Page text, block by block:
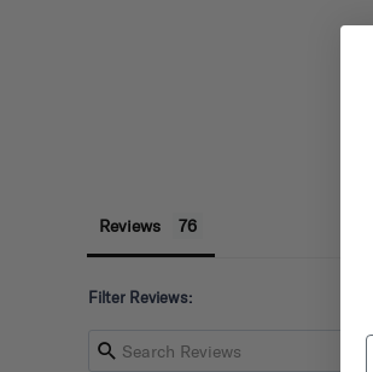
Reviews
Filter Reviews: